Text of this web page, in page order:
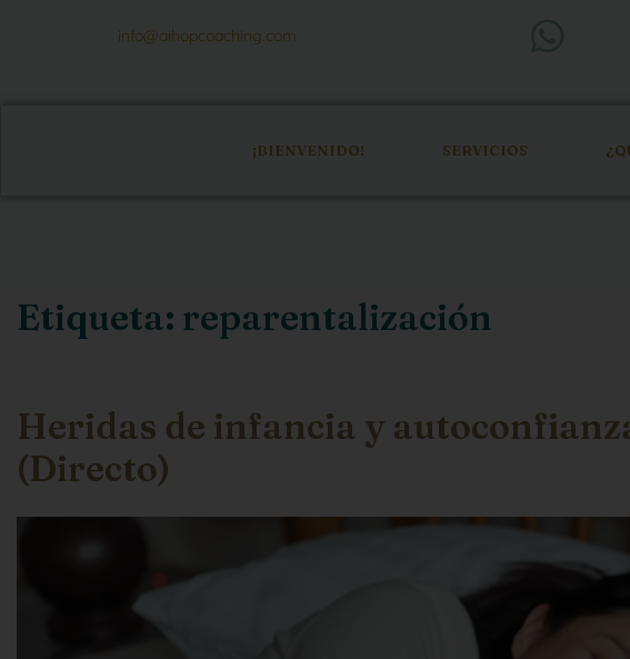
info@aihopcoaching.com
¡BIENVENIDO! SERVICIOS
Etiqueta: reparentalización
Heridas de infancia y
(Directo)